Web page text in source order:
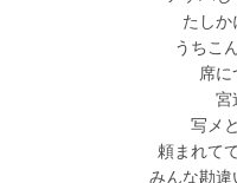
たしか
うちこ
席に
宮
写メ
頼まれて
みんな勘違